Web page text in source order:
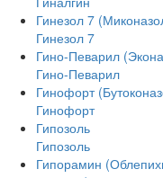
Гинезол 7
Гинезол 7
Гино-Певарил
Гино-Певарил
Гинофорт
Гинофорт
Гипозоль
Гипозоль
Гипорамин